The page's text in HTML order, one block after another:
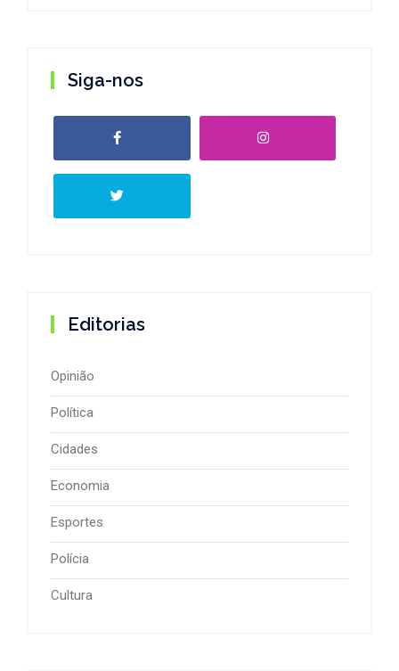
Siga-nos
Editorias
Opinião
Política
Cidades
Economia
Esportes
Polícia
Cultura